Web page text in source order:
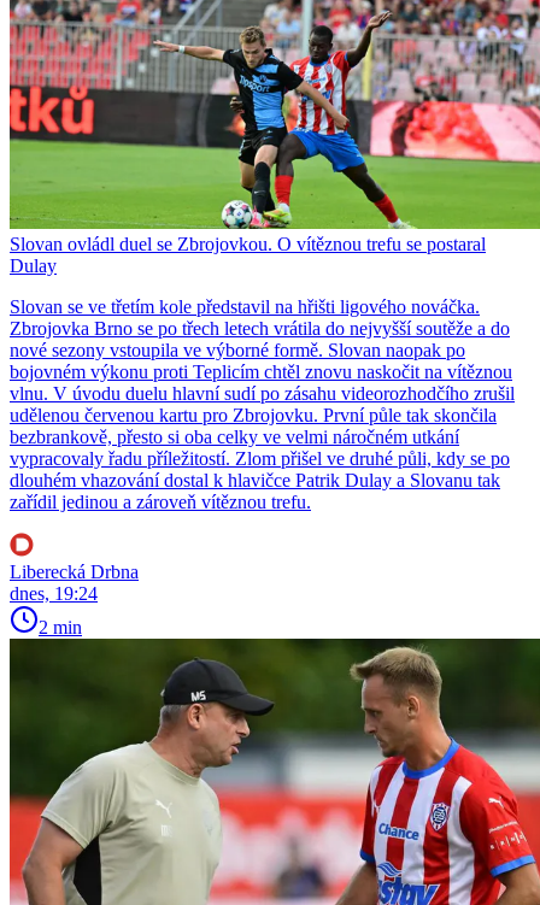
Slovan ovládl duel se Zbrojovkou. O vítěznou trefu se postaral
Dulay
Slovan se ve třetím kole představil na hřišti ligového nováčka.
Zbrojovka Brno se po třech letech vrátila do nejvyšší soutěže a do
nové sezony vstoupila ve výborné formě. Slovan naopak po
bojovném výkonu proti Teplicím chtěl znovu naskočit na vítěznou
vlnu. V úvodu duelu hlavní sudí po zásahu videorozhodčího zrušil
udělenou červenou kartu pro Zbrojovku. První půle tak skončila
bezbrankově, přesto si oba celky ve velmi náročném utkání
vypracovaly řadu příležitostí. Zlom přišel ve druhé půli, kdy se po
dlouhém vhazování dostal k hlavičce Patrik Dulay a Slovanu tak
zařídil jedinou a zároveň vítěznou trefu.
Liberecká Drbna
dnes, 19:24
2 min